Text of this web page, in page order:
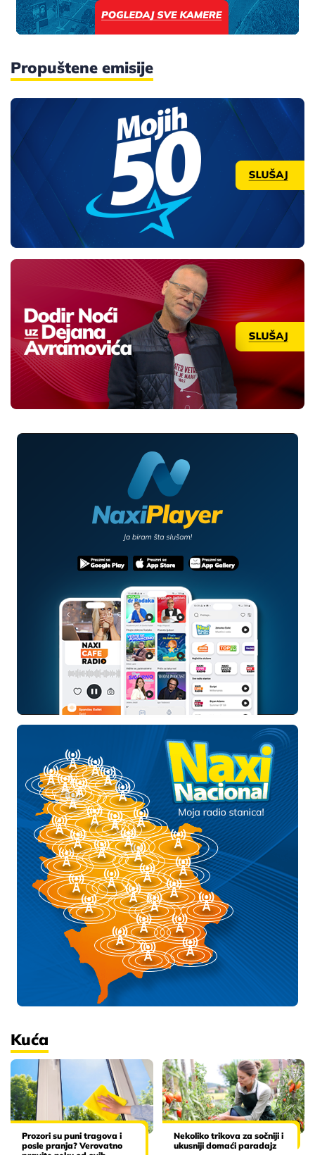
Propuštene emisije
Kuća
Prozori su puni tragova i
posle pranja? Verovatno
Nekoliko trikova za sočniji i
ukusniji domaći paradajz